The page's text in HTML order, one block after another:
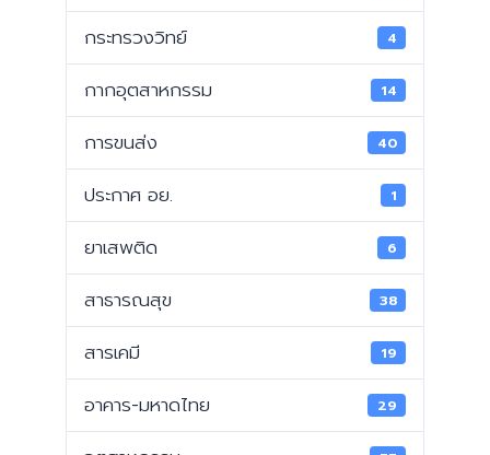
กระทรวงวิทย์ 4
กากอุตสาหกรรม 14
การขนส่ง 40
ประกาศ อย. 1
ยาเสพติด 6
สาธารณสุข 38
สารเคมี 19
อาคาร-มหาดไทย 29